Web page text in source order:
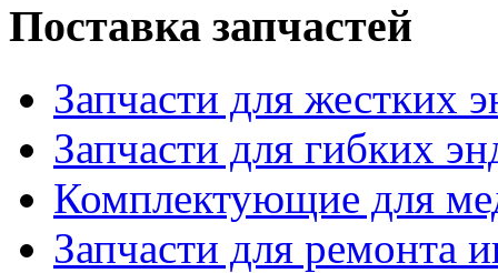
Поставка запчастей
Запчасти для жестких
Запчасти для гибких
Комплектующие для
Запчасти для ремонта